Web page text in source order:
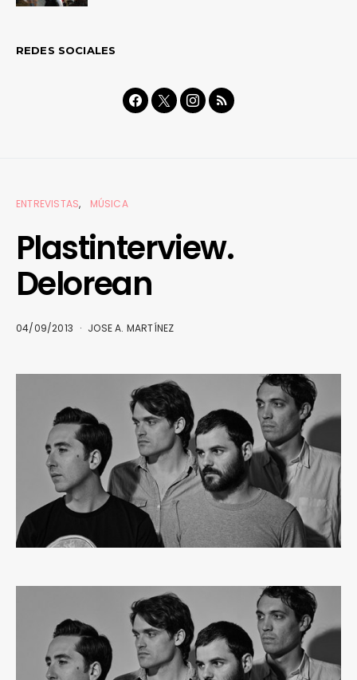
REDES SOCIALES
ENTREVISTAS MÚSICA
Plastinterview.
Delorean
04/09/2013 JOSE A. MARTÍNEZ